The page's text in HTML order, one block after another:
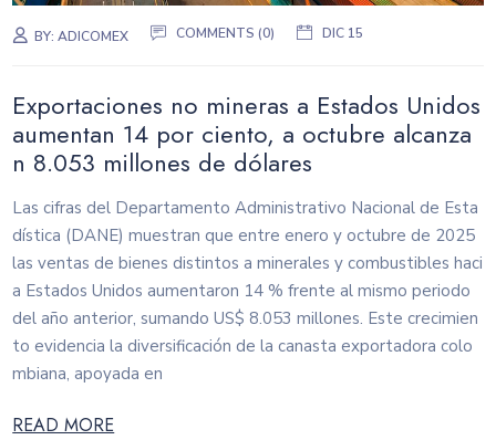
BY:ADICOMEX COMMENTS (0) DIC 15
Exportaciones no mineras a Estados Unidos
aumentan 14 por ciento, a octubre alcanza
n 8.053 millones de dólares
Las cifras del Departamento Administrativo Nacional de Esta
dística (DANE) muestran que entre enero y octubre de 2025
las ventas de bienes distintos a minerales y combustibles haci
a Estados Unidos aumentaron 14 % frente al mismo periodo
del año anterior, sumando US$ 8.053 millones. Este crecimien
to evidencia la diversificación de la canasta exportadora colo
mbiana, apoyada en
READ MORE